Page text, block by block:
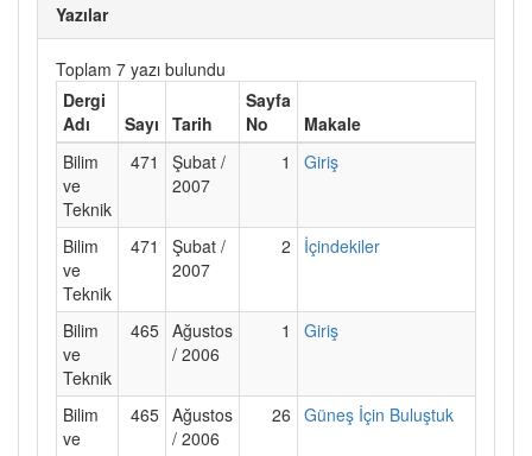
Yazılar
Toplam 7 yazı bulundu
Dergi
Adı
Sayı Tarih
Sayfa
No
Makale
Bilim
ve
Teknik
471
Şubat /
2007
1 Giriş
Bilim
ve
Teknik
471
Şubat /
2007
2 İçindekiler
Bilim
ve
Teknik
465 Ağustos
/ 2006
1 Giriş
Bilim
ve
465 Ağustos
/ 2006
26 Güneş İçin Buluştuk